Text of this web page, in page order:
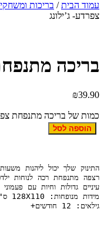
עמוד הבית/ בריכות
צפרדע- ג’ילונג
בריכה
₪39.90
כמות של בריכה מתנפחת
הוספה לסל
גילאים: 12 חודשים+